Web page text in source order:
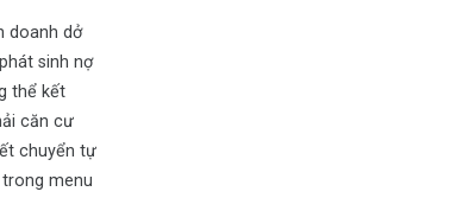
doanh dở
sinh nợ
thể kết
căn cư
chuyển tự
menu